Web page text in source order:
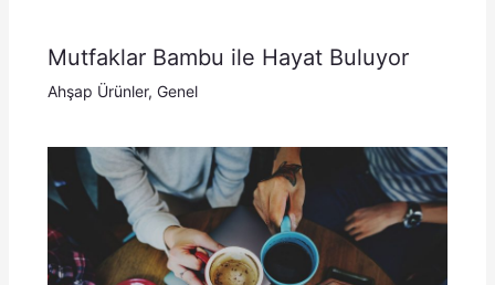
Mutfaklar Bambu ile Hayat Buluyor
Ahşap Ürünler, Genel